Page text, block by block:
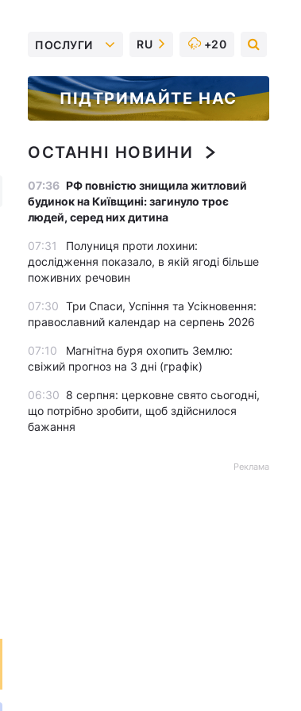
ПОСЛУГИ RU +20
ПІДТРИМАЙТЕ НАС
ОСТАННІ НОВИНИ
07:36 РФ повністю знищила житловий
будинок на Київщині: загинуло троє
людей, серед них дитина
07:31
Полуниця проти лохини:
дослідження показало, в якій ягоді більше
поживних речовин
07:30 Три Спаси, Успіння та Усікновення:
православний календар на серпень 2026
07:10
Магнітна буря охопить Землю:
свіжий прогноз на 3 дні (графік)
06:30 8 серпня: церковне свято сьогодні,
що потрібно зробити, щоб здійснилося
бажання
Реклама